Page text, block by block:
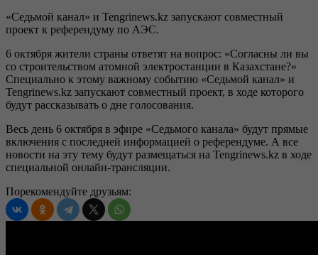
«Седьмой канал» и Tengrinews.kz запускают совместный
проект к референдуму по АЭС.
6 октября жители страны ответят на вопрос: «Согласны ли вы
со строительством атомной электростанции в Казахстане?»
Специально к этому важному событию «Седьмой канал» и
Tengrinews.kz запускают совместный проект, в ходе которого
будут рассказывать о дне голосования.
Весь день 6 октября в эфире «Седьмого канала» будут прямые
включения с последней информацией о референдуме. А все
новости на эту тему будут размещаться на Tengrinews.kz в ходе
специальной онлайн-трансляции.
Порекомендуйте друзьям: